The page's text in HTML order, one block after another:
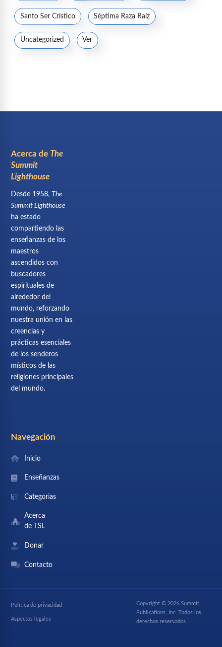
Santo Ser Crístico Séptima Raza Raíz
Uncategorized Ver
Acerca de The
Summit
Lighthouse
Desde 1958, The
Summit Lighthouse
ha estado
compartiendo las
enseñanzas de los
maestros
ascendidos con
buscadores
espirituales de
alrededor del
mundo, reforzando
nuestra unión en las
creencias y
prácticas esenciales
de los senderos
místicos de las
religiones principales
del mundo.
Navegación
Inicio
Enseñanzas
Categorias
Acerca
de TSL
Donar
Contacto
Política de privacidad
Aspectos legales
Copyright © 2026 Summit
Publications, Inc. Todos los
derechos reservados.